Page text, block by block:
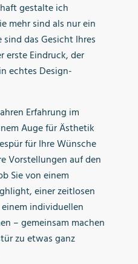
gestalte ich
mehr sind als nur ein
sind das Gesicht Ihres
erste Eindruck, der
echtes Design-
Erfahrung im
Auge für Ästhetik
für Ihre Wünsche
Vorstellungen auf den
Sie von einem
einer zeitlosen
einem individuellen
– gemeinsam machen
zu etwas ganz